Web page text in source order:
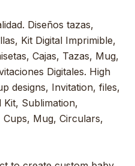
Diseños tazas,
Kit Digital Imprimible,
Cajas, Tazas, Mug,
Digitales. High
designs, Invitation, files,
Kit, Sublimation,
Mug, Circulars,